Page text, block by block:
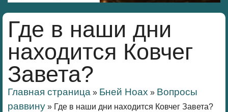
Где в наши дни
находится Ковчег
Завета?
Главная страница » Бней Ноах » Вопросы
раввину » Где в наши дни находится Ковчег Завета?